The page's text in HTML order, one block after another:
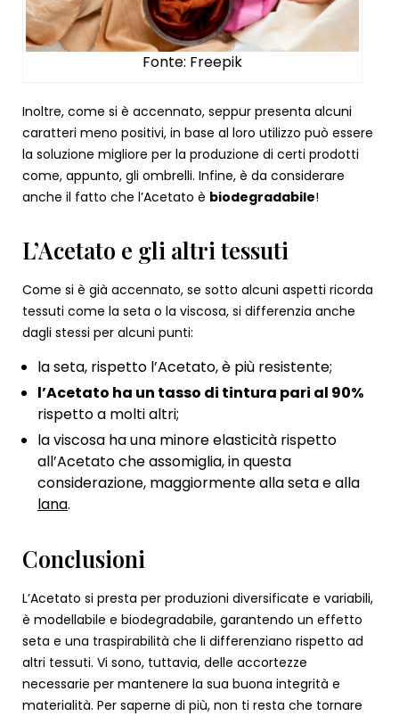
Fonte: Freepik
Inoltre, come si è accennato, seppur presenta alcuni
caratteri meno positivi, in base al loro utilizzo può essere
la soluzione migliore per la produzione di certi prodotti
come, appunto, gli ombrelli. Infine, è da considerare
anche il fatto che l’Acetato è biodegradabile!
L’Acetato e gli altri tessuti
Come si è già accennato, se sotto alcuni aspetti ricorda
tessuti come la seta o la viscosa, si differenzia anche
dagli stessi per alcuni punti:
la seta, rispetto l’Acetato, è più resistente;
l’Acetato ha un tasso di tintura pari al 90%
rispetto a molti altri;
la viscosa ha una minore elasticità rispetto
all’Acetato che assomiglia, in questa
considerazione, maggiormente alla seta e alla
lana.
Conclusioni
L’Acetato si presta per produzioni diversificate e variabili,
è modellabile e biodegradabile, garantendo un effetto
seta e una traspirabilità che li differenziano rispetto ad
altri tessuti. Vi sono, tuttavia, delle accortezze
necessarie per mantenere la sua buona integrità e
materialità. Per saperne di più, non ti resta che tornare